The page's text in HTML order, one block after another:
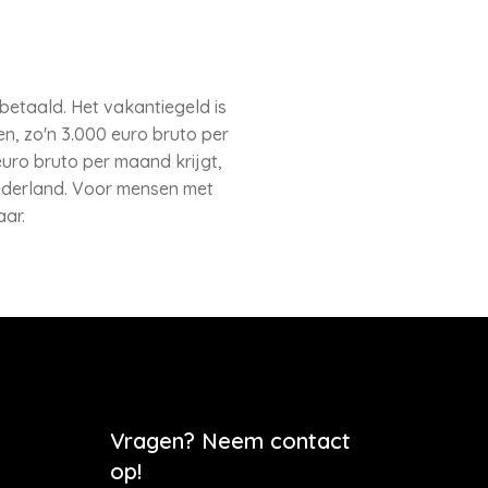
Het vakantiegeld is
zo'n 3.000 euro bruto per
bruto per maand krijgt,
Voor mensen met
Vragen? Neem contact
op!